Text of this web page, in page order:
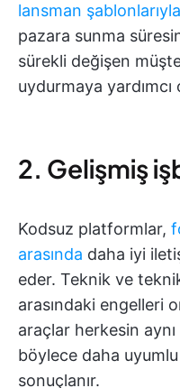
lansman şablonlarıyla
pazara sunma
sürekli değişen
uydurmaya yardımcı
2. Gelişmiş
Kodsuz platformlar,
arasında daha iyi
eder. Teknik ve
arasındaki engelleri
araçlar herkesin
böylece daha
sonuçlanır.